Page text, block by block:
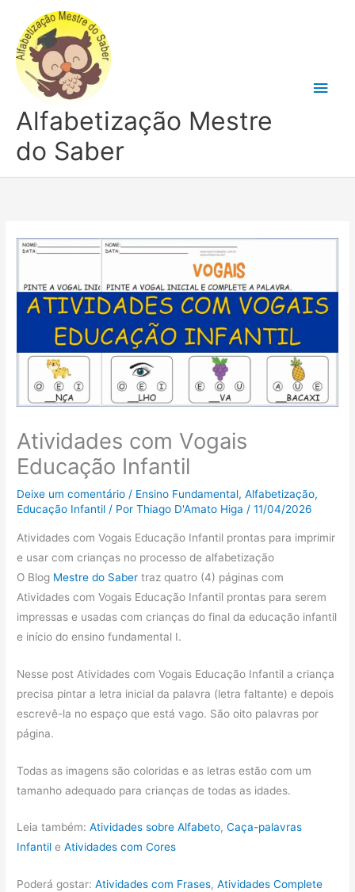
conteúdo
Alfabetização Mestre
do Saber
Atividades com Vogais
Educação Infantil
Deixe um comentário / Ensino Fundamental,Alfabetização,
Educação Infantil / PorThiago D'Amato Higa /11/04/2026
Atividades com Vogais Educação Infantil prontas para imprimir
e usar com crianças no processo de alfabetização
O Blog Mestre do Saber traz quatro (4) páginas com
Atividades com Vogais Educação Infantil prontas para serem
impressas e usadas com crianças do final da educação infantil
e início do ensino fundamental I.
Nesse post Atividades com Vogais Educação Infantil a criança
precisa pintar a letra inicial da palavra (letra faltante) e depois
escrevê-la no espaço que está vago. São oito palavras por
página.
Todas as imagens são coloridas e as letras estão com um
tamanho adequado para crianças de todas as idades.
Leia também:Atividades sobre Alfabeto,Caça-palavras
Infantil eAtividades com Cores
Poderá gostar:Atividades com Frases,Atividades Complete